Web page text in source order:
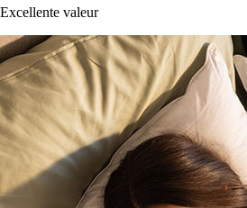
Excellente valeur